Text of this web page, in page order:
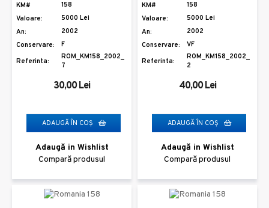
KM#
158
Valoare:
5000 Lei
An:
2002
Conservare:
F
Referinta:
ROM_KM158_2002_
7
30,00 Lei
ADAUGĂ ÎN COŞ
Adaugă in Wishlist
Compară produsul
KM#
158
Valoare:
5000 Lei
An:
2002
Conservare:
VF
Referinta:
ROM_KM158_2002_
2
40,00 Lei
ADAUGĂ ÎN COŞ
Adaugă in Wishlist
Compară produsul